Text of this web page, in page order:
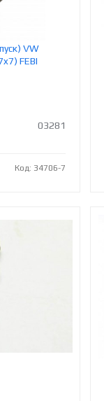
VW
FEBI
03281
Код: 34706-7